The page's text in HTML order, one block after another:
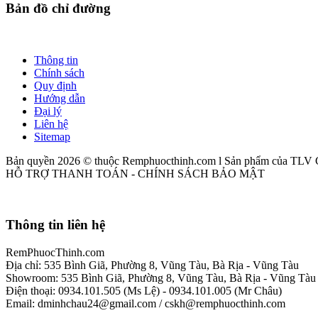
Bản đồ chỉ đường
Thông tin
Chính sách
Quy định
Hướng dẫn
Đại lý
Liên hệ
Sitemap
Bản quyền 2026 © thuộc Remphuocthinh.com l Sản phẩm của TLV
HỖ TRỢ THANH TOÁN - CHÍNH SÁCH BẢO MẬT
Thông tin liên hệ
RemPhuocThinh.com
Địa chỉ: 535 Bình Giã, Phường 8, Vũng Tàu, Bà Rịa - Vũng Tàu
Showroom: 535 Bình Giã, Phường 8, Vũng Tàu, Bà Rịa - Vũng Tàu
Điện thoại: 0934.101.505 (Ms Lệ) - 0934.101.005 (Mr Châu)
Email: dminhchau24@gmail.com / cskh@remphuocthinh.com